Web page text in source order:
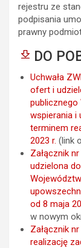
rejestru ze
podpisania
prawny
DO
Uchwała
ofert i
publicznego
wspierania i
terminem
2023 r. (link
Załącznik
udzielona
od 8 maja
w nowym
Załącznik
realizację